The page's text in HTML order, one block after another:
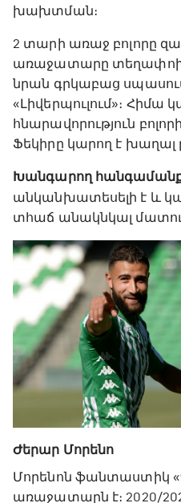
խախտման։
2 տարի առաջ բոլորը
առաջատարը
նրան գրկաբաց
«Լիվերպուլում»։ Հիմա
հնարավորություն
Ֆեկիրը կարող է խաղալ
Խանգարող
անկանխատեսելի է և
տհաճ անակնկալ
Ժերար Մորենո
Մորենոն ֆանտաստիկ
առաջատարն է։ 2020/